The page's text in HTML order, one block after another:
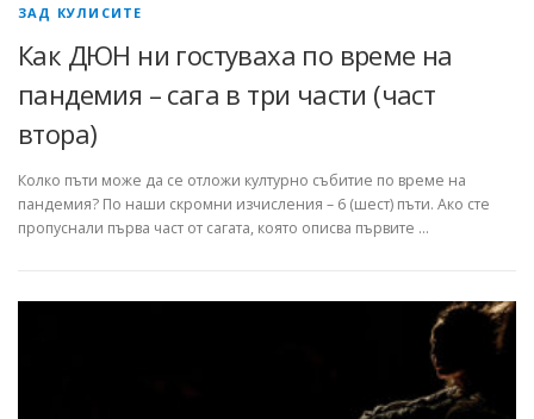
ЗАД КУЛИСИТЕ
Как ДЮН ни гостуваха по време на
пандемия – сага в три части (част
втора)
Колко пъти може да се отложи културно събитие по време на
пандемия? По наши скромни изчисления – 6 (шест) пъти. Ако сте
пропуснали първа част от сагата, която описва първите …